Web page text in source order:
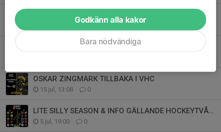
SÄSONGSKORT 2026 - 27
0
Information Västkustens Sommarhockeyskola 2026
OSKAR ZINGMARK TILLBAKA I VHC
15 jul, 13:08 0
LITE SILLY SEASON & INFO GÄLLANDE HOCKEYTVÅAN SÖDRA
5 jul, 19:00 0
Godkänn alla kakor
Bara nödvändiga